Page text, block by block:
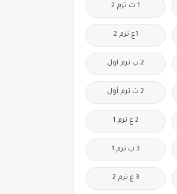
1 ث ترم 2
1ع ترم 2
2 ب ترم اول
2 ث ترم أول
2 ع ترم 1
3 ب ترم 1
3 ع ترم 2